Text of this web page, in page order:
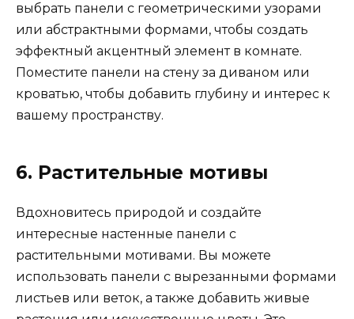
выбрать панели с геометрическими узорами
или абстрактными формами, чтобы создать
эффектный акцентный элемент в комнате.
Поместите панели на стену за диваном или
кроватью, чтобы добавить глубину и интерес к
вашему пространству.
6. Растительные мотивы
Вдохновитесь природой и создайте
интересные настенные панели с
растительными мотивами. Вы можете
использовать панели с вырезанными формами
листьев или веток, а также добавить живые